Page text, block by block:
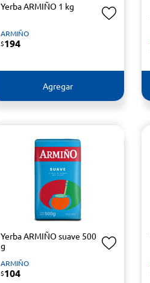
Yerba ARMIÑO 1 kg
ARMIÑO
$194
Agregar
Yerba ARMIÑO suave 500
g
ARMIÑO
$104